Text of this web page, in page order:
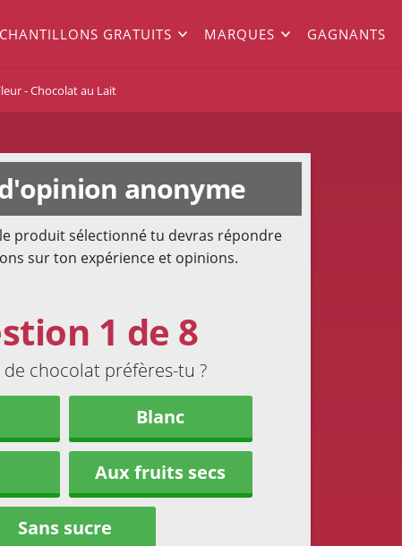
GRATUITS MARQUES GAGNANTS
- Chocolat au Lait
anonyme
produit sélectionné tu devras répondre
sur ton expérience et opinions.
1 de 8
chocolat préfères-tu ?
Blanc
Aux fruits secs
Sans sucre